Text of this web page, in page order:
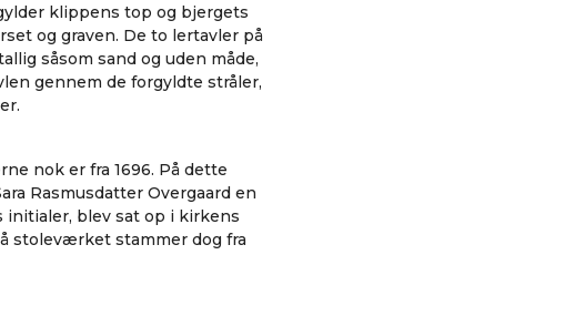
klippens top og bjergets
og graven. De to lertavler på
såsom sand og uden måde,
gennem de forgyldte stråler,
nok er fra 1696. På dette
Rasmusdatter Overgaard en
blev sat op i kirkens
stoleværket stammer dog fra